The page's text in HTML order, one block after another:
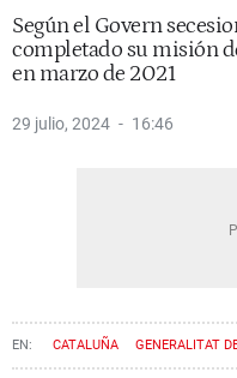
Según el Govern
completado su misión
en marzo de 2021
29 julio, 2024 16:46
CATALUÑA GENERALITAT